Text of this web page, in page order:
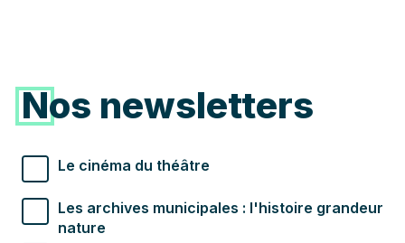
Votre message
Nos newsletters
Types de newsletter souhaités
Le cinéma du théâtre
Les archives municipales : l'histoire grandeur
nature